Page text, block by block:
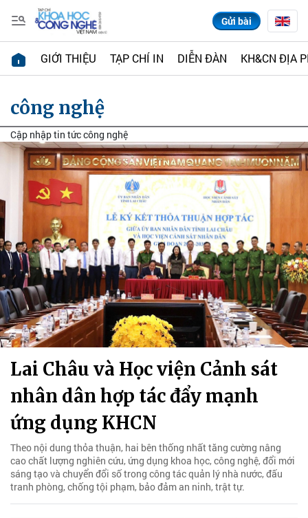
Gửi bài
GIỚI THIỆU TẠP CHÍ IN DIỄN ĐÀN KH&CN ĐỊA
công nghệ
Cập nhập tin tức công nghệ
Lai Châu và Học viện Cảnh sát
nhân dân hợp tác đẩy mạnh
ứng dụng KHCN
Theo nội dung thỏa thuận, hai bên thống nhất tăng cường nâng
cao chất lượng nghiên cứu, ứng dụng khoa học, công nghệ, đổi mới
sáng tạo và chuyển đổi số trong công tác quản lý nhà nước, đấu
tranh phòng, chống tội phạm, bảo đảm an ninh, trật tự.